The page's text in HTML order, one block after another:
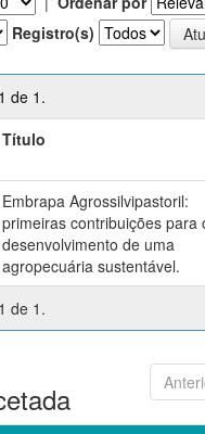
Registro(s)
de 1.
Título
Embrapa Agrossilvipastoril:
primeiras contribuições para
desenvolvimento de uma
agropecuária sustentável.
de 1.